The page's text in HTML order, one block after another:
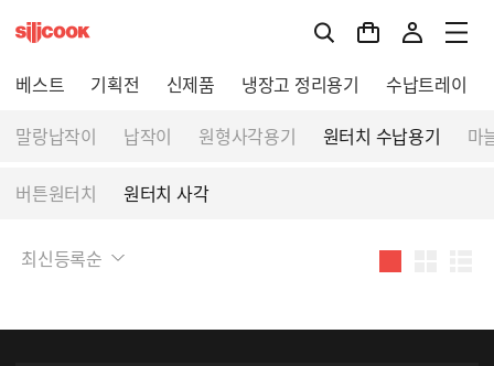
베스트 기획전 신제품 냉장고 정리용기 수납트레이
말랑납작이
납작이 원형사각용기 원터치 수납용기 마
버튼원터치 원터치 사각
최신등록순